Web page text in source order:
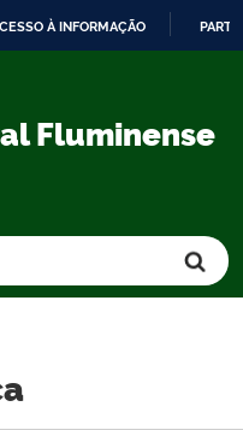
À INFORMAÇÃO
Fluminense